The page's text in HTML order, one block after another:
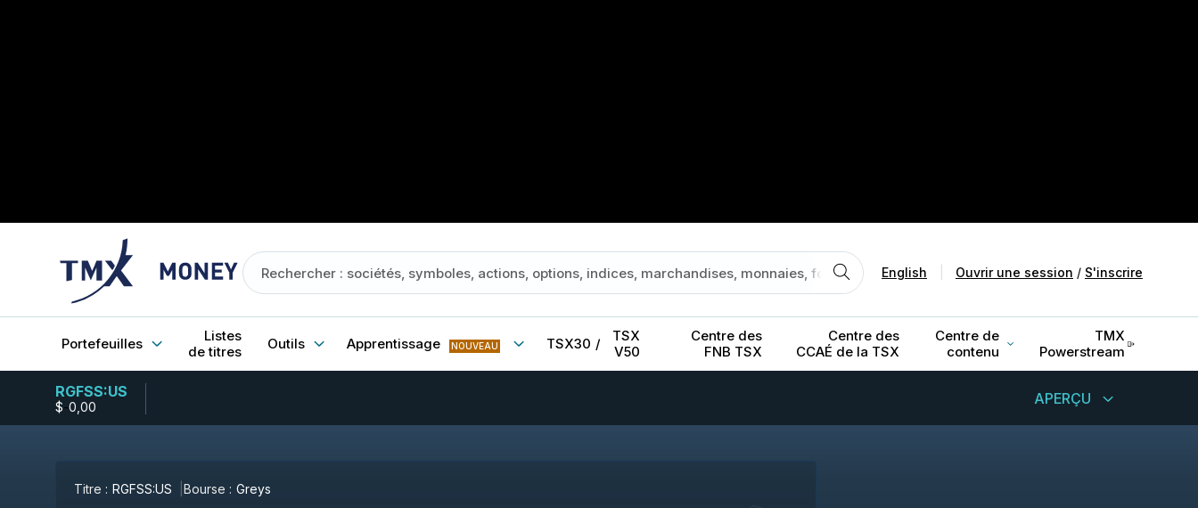
English Ouvrir une session / S'inscrire
Portefeuilles
Listes
de titres
Outils Apprentissage NOUVEAU TSX30 /
TSX
V50
Centre des
FNB TSX
Centre des
CCAÉ de la TSX
Centre de
contenu
TMX
Powerstream
RGFSS:US
$-0,00 APERÇU
Titre : RGFSS:US Bourse : Greys